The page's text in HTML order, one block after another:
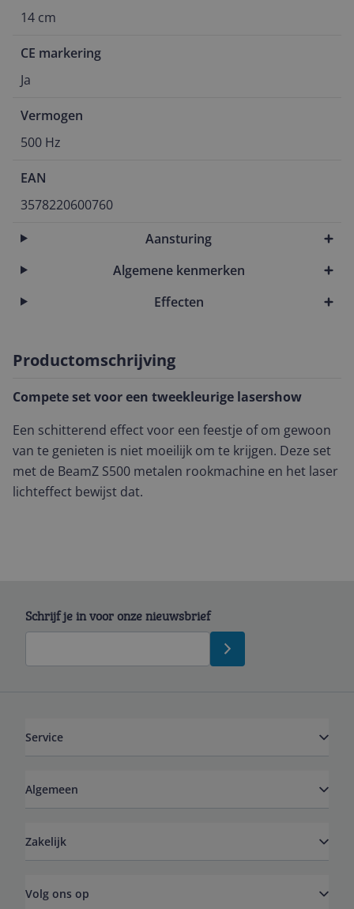
14 cm
CE markering
Ja
Vermogen
500 Hz
EAN
3578220600760
Aansturing
Algemene kenmerken
Effecten
Productomschrijving
Compete set voor een tweekleurige lasershow
Een schitterend effect voor een feestje of om gewoon
van te genieten is niet moeilijk om te krijgen. Deze set
met de BeamZ S500 metalen rookmachine en het laser
lichteffect bewijst dat.
Schrijf je in voor onze nieuwsbrief
Service
Algemeen
Zakelijk
Volg ons op